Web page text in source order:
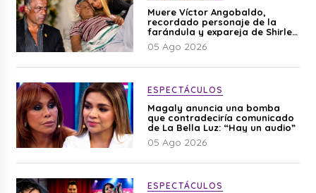
Muere Víctor Angobaldo,
recordado personaje de la
farándula y expareja de Shirley
Cherres
05 Ago 2026
ESPECTÁCULOS
Magaly anuncia una bomba
que contradeciría comunicado
de La Bella Luz: “Hay un audio”
05 Ago 2026
ESPECTÁCULOS